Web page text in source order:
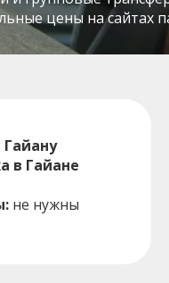
цены на сайтах
в Гайане
не нужны